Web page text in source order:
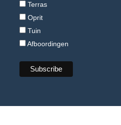
Terras
Oprit
Tuin
Afboordingen